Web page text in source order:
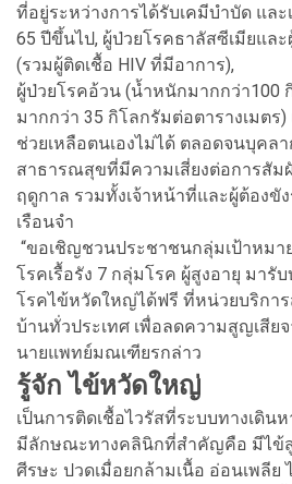
ที่อยู่ระหว่างการได้รับเคมีบำบัด แล
65 ปีขึ้นไป, ผู้ป่วยโรคธาลัสซีเมียแ
(รวมผู้ติดเชื้อ HIV ที่มีอาการ),
ผู้ป่วยโรคอ้วน (น้ำหนักมากกว่า100
มากกว่า 35 กิโลกรัมต่อตารางเมตร
ช่วยเหลือตนเองไม่ได้ ตลอดจนบุคล
สาธารณสุขที่มีความเสี่ยงต่อการสั
ฤดูกาล รวมทั้งเจ้าหน้าที่และผู้ต้องขั
เรือนจำ
“ขอเชิญชวนประชาชนกลุ่มเป้าหมาย
โรคเรื้อรัง 7 กลุ่มโรค ผู้สูงอายุ มา
โรคไข้หวัดใหญ่ได้ฟรี ที่หน่วยบริกา
บ้านทั่วประเทศ เพื่อลดความสูญเสีย
นายแพทย์มณเฑียรกล่าว
รู้จัก ไข้หวัดใหญ่
เป็นการติดเชื้อไวรัสที่ระบบทางเดิน
มีลักษณะทางคลินิกที่สำคัญคือ มีไข้
ศีรษะ ปวดเมื่อยกล้ามเนื้อ อ่อนเพลี